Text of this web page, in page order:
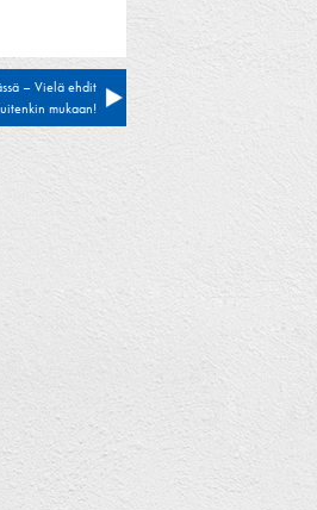
– Vielä ehdit
mukaan!